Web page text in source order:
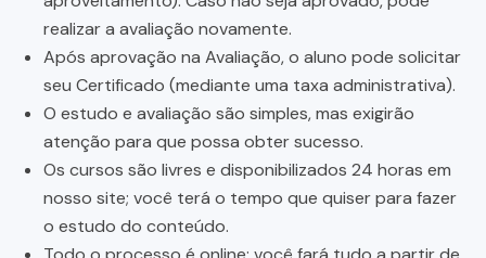
realizar a avaliação novamente.
Após aprovação na Avaliação, o aluno pode solicitar
seu Certificado (mediante uma taxa administrativa).
O estudo e avaliação são simples, mas exigirão
atenção para que possa obter sucesso.
Os cursos são livres e disponibilizados 24 horas em
nosso site; você terá o tempo que quiser para fazer
o estudo do conteúdo.